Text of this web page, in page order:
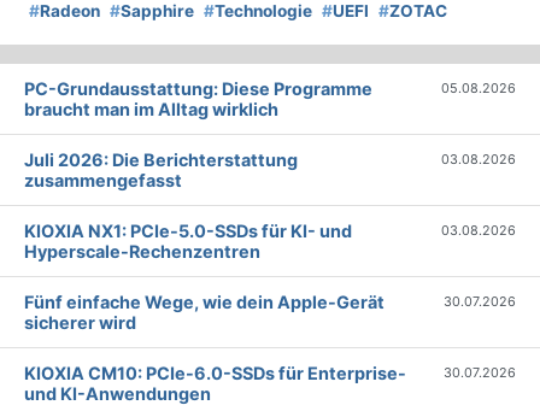
#Radeon #Sapphire #Technologie #UEFI #ZOTAC
PC-Grundausstattung: Diese Programme
braucht man im Alltag wirklich
05.08.2026
Juli 2026: Die Bericht­erstattung
zusammengefasst
03.08.2026
KIOXIA NX1: PCIe-5.0-SSDs für KI- und
Hyperscale-Rechenzentren
03.08.2026
Fünf einfache Wege, wie dein Apple-Gerät
sicherer wird
30.07.2026
KIOXIA CM10: PCIe-6.0-SSDs für Enterprise-
und KI-Anwendungen
30.07.2026